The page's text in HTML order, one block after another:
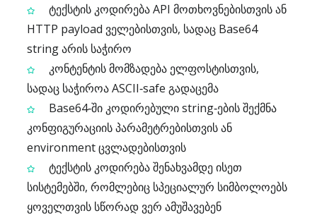
ტექსტის კოდირება API მოთხოვნებისთვის ან
HTTP payload ველებისთვის, სადაც Base64
string არის საჭირო
კონტენტის მომზადება ელფოსტისთვის,
სადაც საჭიროა ASCII‑safe გადაცემა
Base64‑ში კოდირებული string‑ების შექმნა
კონფიგურაციის პარამეტრებისთვის ან
environment ცვლადებისთვის
ტექსტის კოდირება შენახვამდე ისეთ
სისტემებში, რომლებიც სპეციალურ სიმბოლოებს
ყოველთვის სწორად ვერ ამუშავებენ